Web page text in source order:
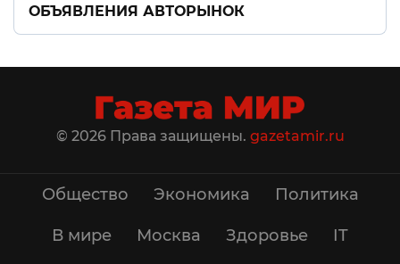
ОБЪЯВЛЕНИЯ АВТОРЫНОК
© 2026 Права защищены. gazetamir.ru
Общество Экономика Политика
В мире Москва Здоровье IT